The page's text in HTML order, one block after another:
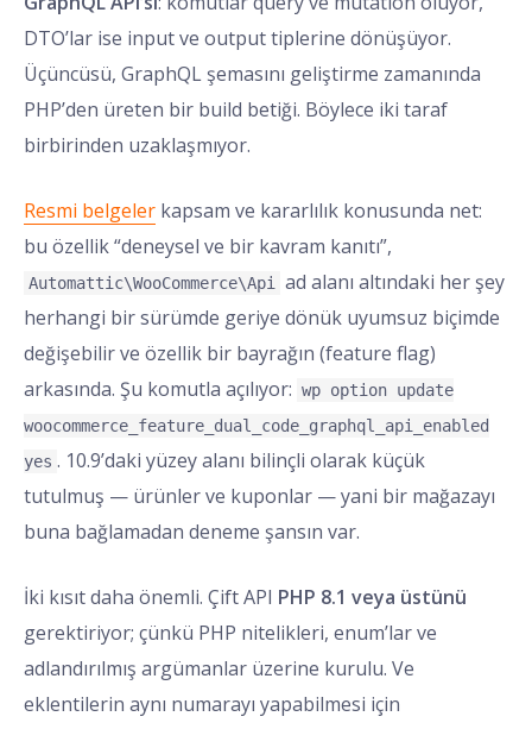
DTO’lar ise input ve output tiplerine dönüşüyor.
Üçüncüsü, GraphQL şemasını geliştirme zamanında
PHP’den üreten bir build betiği. Böylece iki taraf
birbirinden uzaklaşmıyor.
Resmi belgeler kapsam ve kararlılık konusunda net:
bu özellik “deneysel ve bir kavram kanıtı”,
Automattic\WooCommerce\Api ad alanı altındaki her şey
herhangi bir sürümde geriye dönük uyumsuz biçimde
değişebilir ve özellik bir bayrağın (feature flag)
arkasında. Şu komutla açılıyor: wp option update
woocommerce_feature_dual_code_graphql_api_enabled
yes . 10.9’daki yüzey alanı bilinçli olarak küçük
tutulmuş — ürünler ve kuponlar — yani bir mağazayı
buna bağlamadan deneme şansın var.
İki kısıt daha önemli. Çift API PHP 8.1 veya üstünü
gerektiriyor; çünkü PHP nitelikleri, enum’lar ve
adlandırılmış argümanlar üzerine kurulu. Ve
eklentilerin aynı numarayı yapabilmesi için